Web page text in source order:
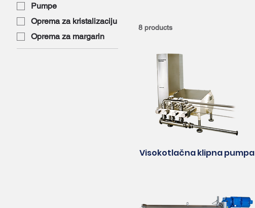
Pumpe
Oprema za kristalizaciju
Oprema za margarin
8 products
Visokotlačna klipna pumpa